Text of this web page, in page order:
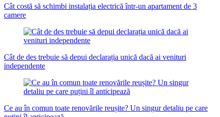
Cât costă să schimbi instalația electrică într-un apartament de 3
camere
Cât de des trebuie să depui declarația unică dacă ai venituri
independente
Ce au în comun toate renovările reușite? Un singur detaliu pe care